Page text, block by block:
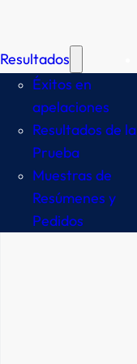
Resultados
Éxitos en
apelaciones
Resultados de la
Prueba
Muestras de
Resúmenes y
Pedidos